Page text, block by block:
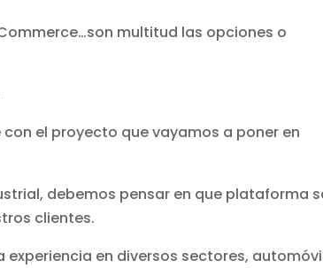
multitud las opciones o
el proyecto que vayamos a poner en
debemos pensar en que plataforma
clientes.
en diversos sectores,